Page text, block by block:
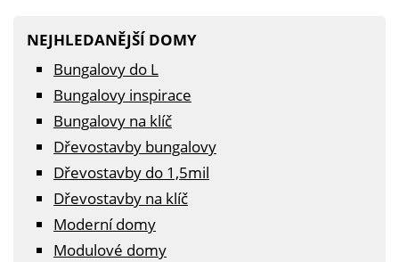
NEJHLEDANĚJŠÍ DOMY
Bungalovy do L
Bungalovy inspirace
Bungalovy na klíč
Dřevostavby bungalovy
Dřevostavby do 1,5mil
Dřevostavby na klíč
Moderní domy
Modulové domy